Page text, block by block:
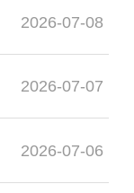
2026-07-08
2026-07-07
2026-07-06